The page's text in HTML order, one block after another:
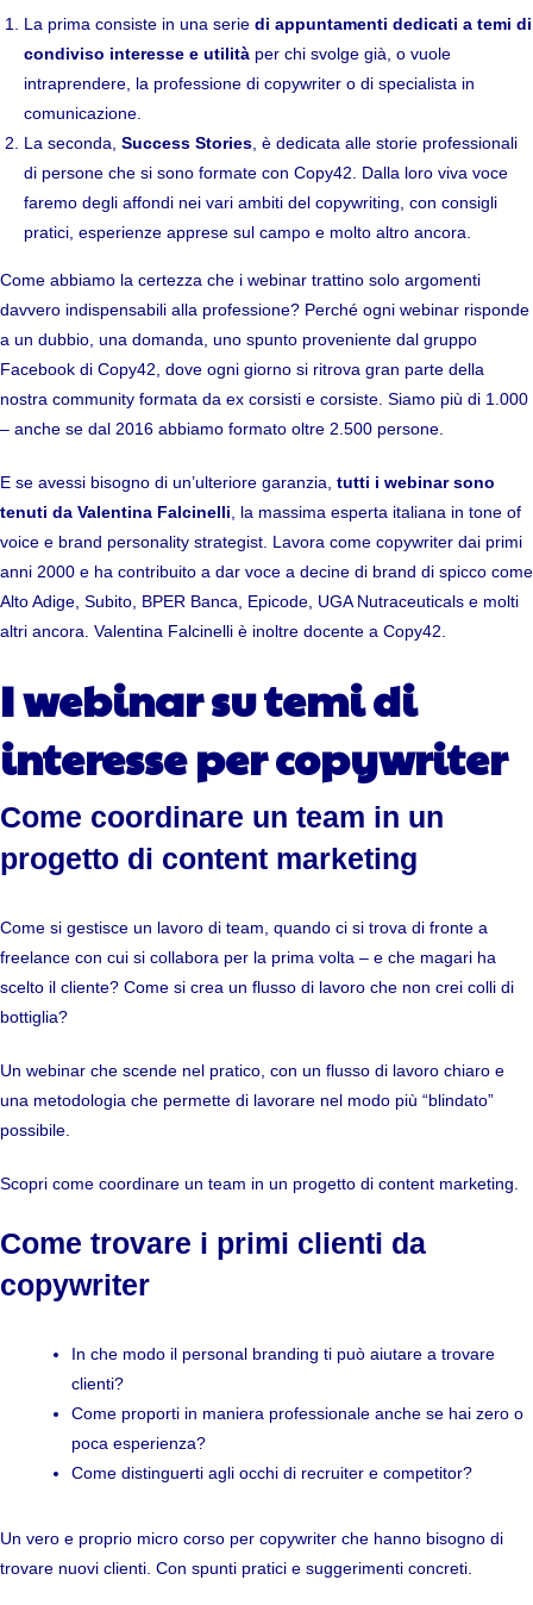
La prima consiste in una serie di appuntamenti dedicati a temi di
condiviso interesse e utilità per chi svolge già, o vuole
intraprendere, la professione di copywriter o di specialista in
comunicazione.
La seconda, Success Stories, è dedicata alle storie professionali
di persone che si sono formate con Copy42. Dalla loro viva voce
faremo degli affondi nei vari ambiti del copywriting, con consigli
pratici, esperienze apprese sul campo e molto altro ancora.
Come abbiamo la certezza che i webinar trattino solo argomenti
davvero indispensabili alla professione? Perché ogni webinar risponde
a un dubbio, una domanda, uno spunto proveniente dal gruppo
Facebook di Copy42, dove ogni giorno si ritrova gran parte della
nostra community formata da ex corsisti e corsiste. Siamo più di 1.000
– anche se dal 2016 abbiamo formato oltre 2.500 persone.
E se avessi bisogno di un’ulteriore garanzia, tutti i webinar sono
tenuti da Valentina Falcinelli, la massima esperta italiana in tone of
voice e brand personality strategist. Lavora come copywriter dai primi
anni 2000 e ha contribuito a dar voce a decine di brand di spicco come
Alto Adige, Subito, BPER Banca, Epicode, UGA Nutraceuticals e molti
altri ancora. Valentina Falcinelli è inoltre docente a Copy42.
I webinar su temi di
interesse per copywriter
Come coordinare un team in un
progetto di content marketing
Come si gestisce un lavoro di team, quando ci si trova di fronte a
freelance con cui si collabora per la prima volta – e che magari ha
scelto il cliente? Come si crea un flusso di lavoro che non crei colli di
bottiglia?
Un webinar che scende nel pratico, con un flusso di lavoro chiaro e
una metodologia che permette di lavorare nel modo più “blindato”
possibile.
Scopri come coordinare un team in un progetto di content marketing.
Come trovare i primi clienti da
copywriter
In che modo il personal branding ti può aiutare a trovare
clienti?
Come proporti in maniera professionale anche se hai zero o
poca esperienza?
Come distinguerti agli occhi di recruiter e competitor?
Un vero e proprio micro corso per copywriter che hanno bisogno di
trovare nuovi clienti. Con spunti pratici e suggerimenti concreti.